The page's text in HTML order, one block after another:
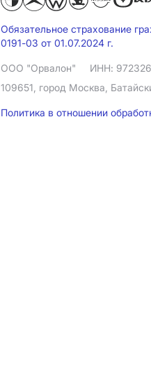
Обязательное страхование
0191-03 от 01.07.2024 г.
ООО "Орвалон" ИНН:
109651, город Москва,
Политика в отношении